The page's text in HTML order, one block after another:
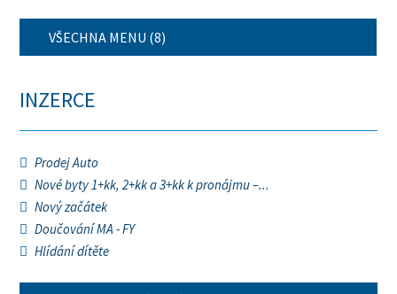
VŠECHNA MENU (8)
INZERCE
Prodej Auto
Nové byty 1+kk, 2+kk a 3+kk k pronájmu –...
Nový začátek
Doučování MA - FY
Hlídání dítěte